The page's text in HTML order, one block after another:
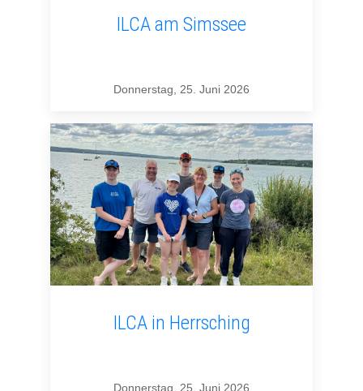
ILCA am Simssee
Donnerstag, 25. Juni 2026
ILCA in Herrsching
Donnerstag, 25. Juni 2026